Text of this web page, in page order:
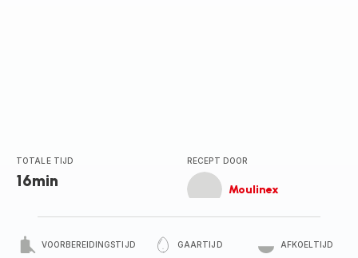
TOTALE TIJD
16min
RECEPT DOOR
Moulinex
VOORBEREIDINGSTIJD GAARTIJD AFKOELTIJD